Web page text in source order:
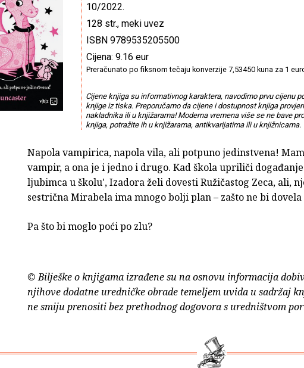
10/2022.
128 str., meki uvez
ISBN 9789535205500
Cijena: 9.16 eur
Preračunato po fiksnom tečaju konverzije 7,53450 kuna za 1
Cijene knjiga su informativnog karaktera, navodimo prvu cijenu
knjige iz tiska. Preporučamo da cijene i dostupnost knjiga
nakladnika ili u knjižarama! Moderna vremena više se ne bave
knjiga, potražite ih u knjižarama, antikvarijatima ili u knjižnicama.
Napola vampirica, napola vila, ali potpuno jedinstvena!
vampir, a ona je i jedno i drugo. Kad škola upriliči
ljubimca u školu', Izadora želi dovesti Ružičastog Zeca, ali,
sestrična Mirabela ima mnogo bolji plan – zašto ne bi dovela
Pa što bi moglo poći po zlu?
© Bilješke o knjigama izrađene su na osnovu informacija
njihove dodatne uredničke obrade temeljem uvida u sadržaj
ne smiju prenositi bez prethodnog dogovora s uredništvom